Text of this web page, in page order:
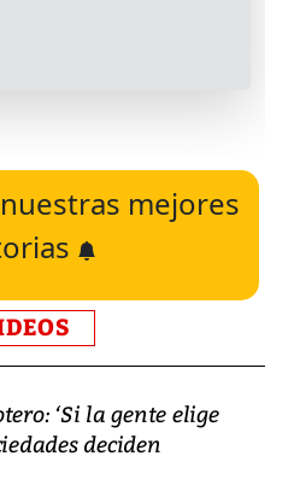
mejores
‘Si la gente elige
deciden